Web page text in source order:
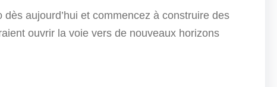
aujourd’hui et commencez à construire des
ouvrir la voie vers de nouveaux horizons